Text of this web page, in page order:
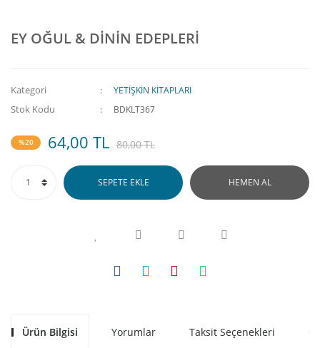
EY OĞUL & DİNİN EDEPLERİ
Kategori YETİŞKİN KİTAPLARI
Stok Kodu BDKLT367
%20 64,00 TL 80,00 TL
SEPETE EKLE HEMEN AL
Ürün Bilgisi Yorumlar Taksit Seçenekleri